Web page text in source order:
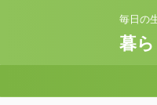
毎日の
暮